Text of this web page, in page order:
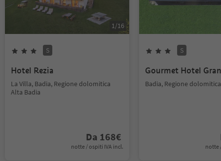
1/16
S
Hotel Rezia
La Villa, Badia, Regione dolomitica
Alta Badia
Da 168€
notte / ospiti IVA incl.
S
Gourmet Hotel
Badia, Regione
notte